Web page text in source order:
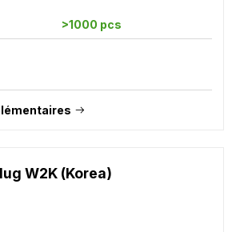
>1000 pcs
W2K (Korea)